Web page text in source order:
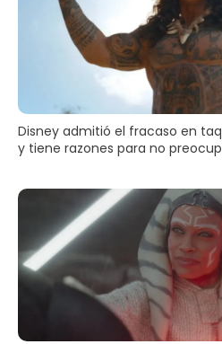
Disney admitió el fracaso en
y tiene razones para no